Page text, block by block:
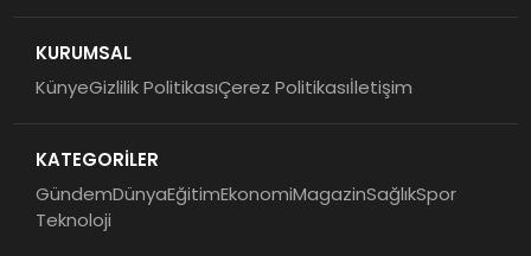
KURUMSAL
KünyeGizlilik PolitikasıÇerez Politikasıİletişim
KATEGORİLER
GündemDünyaEğitimEkonomiMagazinSağlıkSpor
Teknoloji